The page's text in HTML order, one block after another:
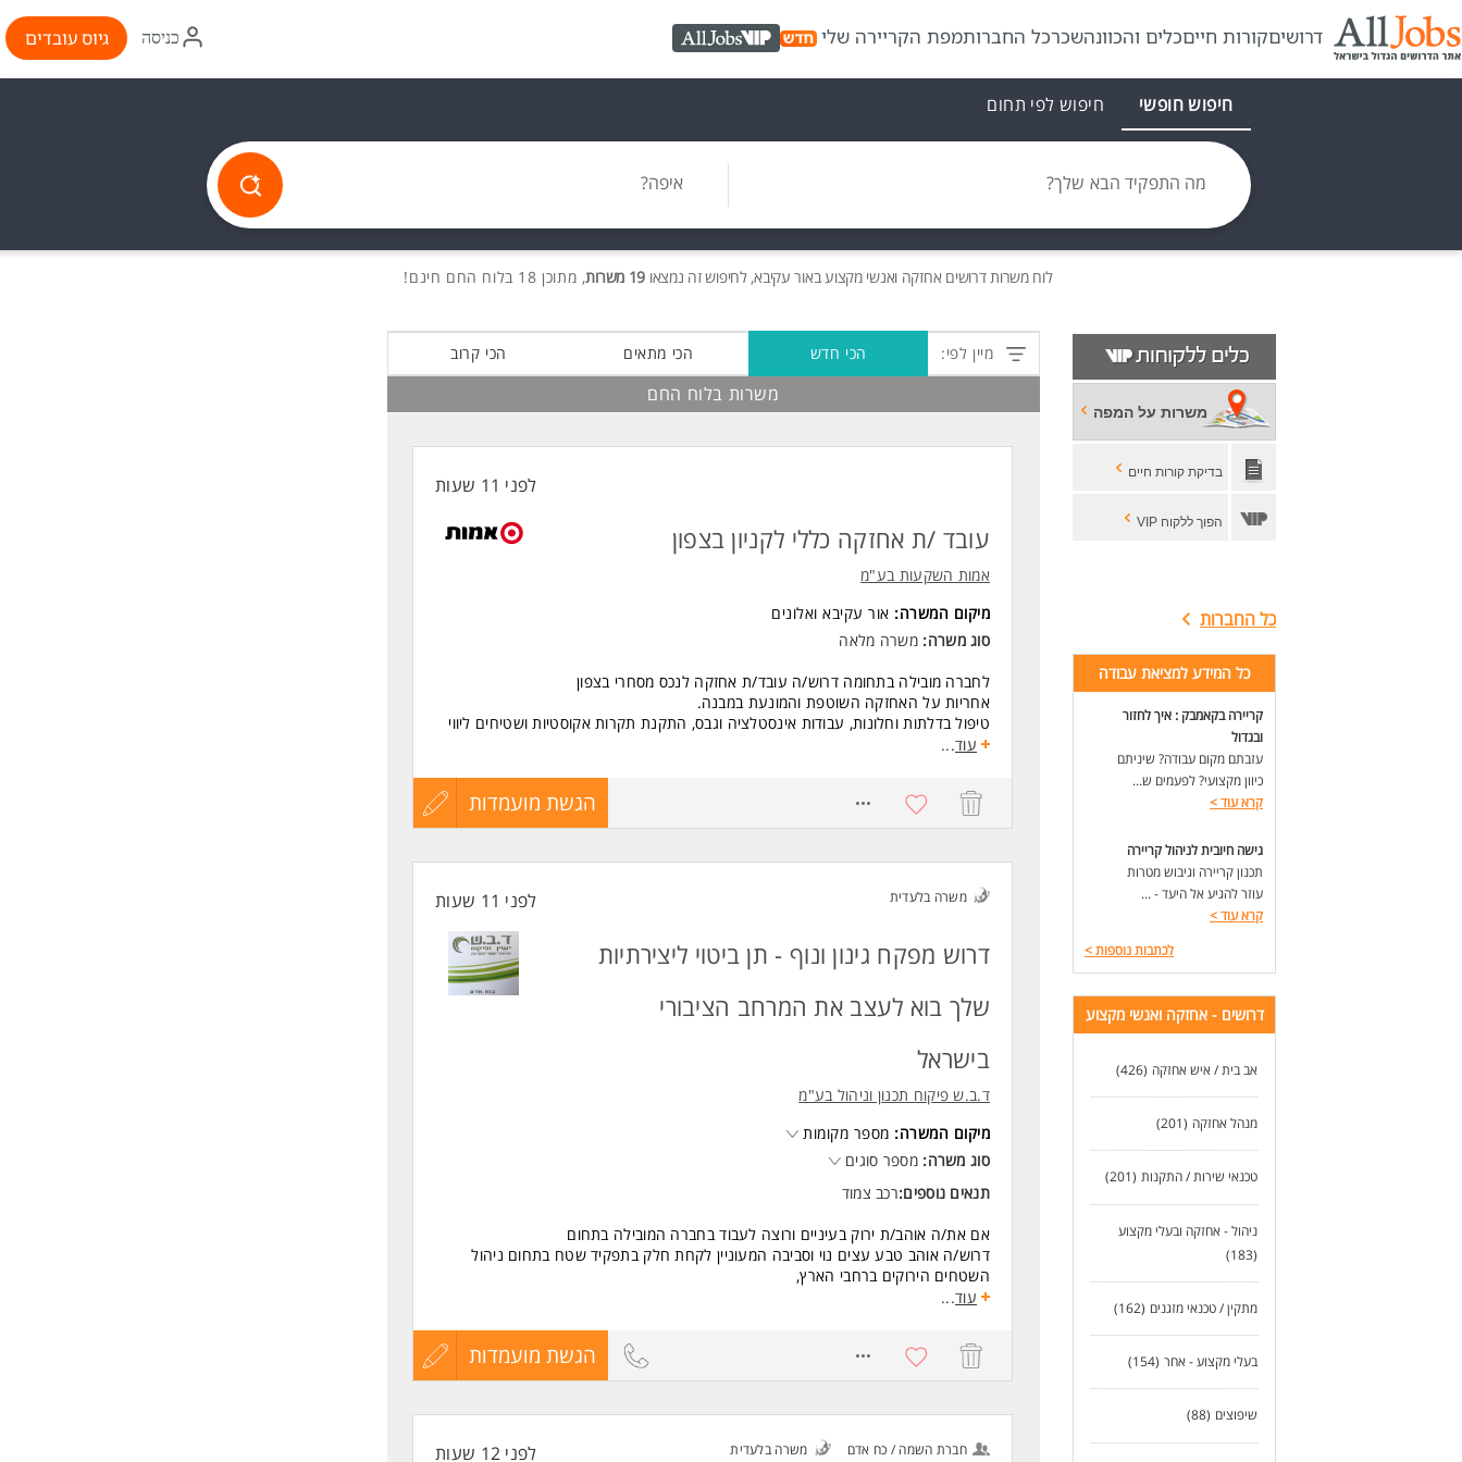
דרושיםקורות חייםכלים והכוונהשכרכל החברותמפת הקריירה שלי AllJobs VIP
איקון
התחברות
כניסה גיוס עובדים
חיפוש חופשי חיפוש לפי תחום
מה התפקיד הבא שלך? איפה?
לוח משרותדרושים אחזקה ואנשי מקצוע באור עקיבא, לחיפוש זה נמצאו 19 משרות , מתוכן 18 בלוח החם חינם!
משרות על המפה
בדיקת קורות חיים
הפוך ללקוח VIP
כל החברות
כל המידע למציאת עבודה
קריירה בקאמבק : איך לחזור
ובגדול
עזבתם מקום עבודה? שיניתם
כיוון מקצועי? לפעמים ש...
קרא עוד>
גישה חיובית לניהול קריירה
תכנון קריירה וגיבוש מטרות
עוזר להגיע אל היעד - ...
קרא עוד>
לכתבות נוספות>
דרושים - אחזקה ואנשי מקצוע
אב בית / איש אחזקה (426)
מנהל אחזקה (201)
טכנאי שירות / התקנות (201)
ניהול - אחזקה ובעלי מקצוע
(183)
מתקין / טכנאי מזגנים (162)
בעלי מקצוע - אחר (154)
שיפוצים (88)
מיין לפי: הכי חדש הכי מתאים הכי קרוב
משרות בלוח החם
לפני 11 שעות
עובד /ת אחזקה כללי לקניון בצפון
אמות השקעות בע"מ
מיקום המשרה: אור עקיבא ואלונים
סוג משרה: משרה מלאה
לחברה מובילה בתחומה דרוש/ה עובד/ת אחזקה לנכס מסחרי בצפון
אחריות על האחזקה השוטפת והמונעת במבנה.
טיפול בדלתות וחלונות, עבודות אינסטלציה וגבס, התקנת תקרות אקוסטיות ושטיחים ליווי
ספקים וקבלנים.
מערכות מ"א, מעליות, גילוי וכיבוי אש, מערכות שחרור עשן, מערכות חשמל ובקרה.
ניסיון של שנתיים לפחות כעובד/ת אחזקה
חשמלאי מוסמך - יתרון המשרה מיועדת לנשים ולגברים כאחד.
עוד...
הגשת מועמדות
עדכון
משרה בלעדית לפני 11 שעות
דרוש מפקח גינון ונוף - תן ביטוי ליצירתיות
שלך בוא לעצב את המרחב הציבורי
בישראל
ד.ב.ש פיקוח תכנון וניהול בע"מ
מיקום המשרה: מספר מקומות
סוג משרה: מספר סוגים
תנאים נוספים:רכב צמוד
אם את/ה אוהב/ת ירוק בעיניים ורוצה לעבוד בחברה המובילה בתחום
דרוש/ה אוהב טבע עצים נוי וסביבה המעוניין לקחת חלק בתפקיד שטח בתחום ניהול
השטחים הירוקים ברחבי הארץ,
- סביבת עבודה דינמית ומאתגרת
-תנאים סוציאלים מלאים
אהבה וזיקה לתחום הנוי והסביבה,יצירתיות
רישיון נהיגה
עוד...
הגשת מועמדות
עדכון
חברת השמה / כח אדם משרה בלעדית לפני 12 שעות